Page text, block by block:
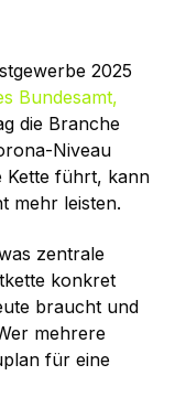
2025
Bundesamt,
die Branche
Niveau
Kette führt, kann
mehr leisten.
zentrale
konkret
braucht und
mehrere
für eine